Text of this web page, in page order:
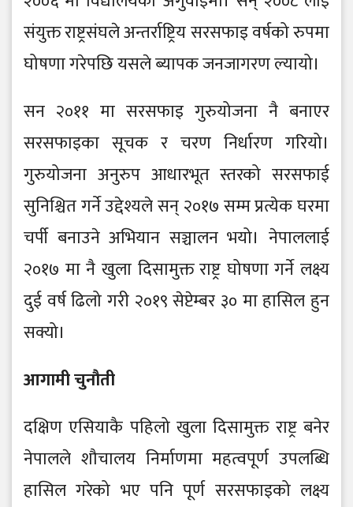
संयुक्त राष्ट्रसंघले अन्तर्राष्ट्रिय सरसफाइ वर्षको रुपमा
घोषणा गरेपछि यसले ब्यापक जनजागरण ल्यायो।
सन २०११ मा सरसफाइ गुरुयोजना नै बनाएर
सरसफाइका सूचक र चरण निर्धारण गरियो।
गुरुयोजना अनुरुप आधारभूत स्तरको सरसफाई
सुनिश्चित गर्ने उद्देश्यले सन् २०१७ सम्म प्रत्येक घरमा
चर्पी बनाउने अभियान सञ्चालन भयो। नेपाललाई
२०१७ मा नै खुला दिसामुक्त राष्ट्र घोषणा गर्ने लक्ष्य
दुई वर्ष ढिलो गरी २०१९ सेप्टेम्बर ३० मा हासिल हुन
सक्यो।
आगामी चुनौती
दक्षिण एसियाकै पहिलो खुला दिसामुक्त राष्ट्र बनेर
नेपालले शौचालय निर्माणमा महत्वपूर्ण उपलब्धि
हासिल गरेको भए पनि पूर्ण सरसफाइको लक्ष्य